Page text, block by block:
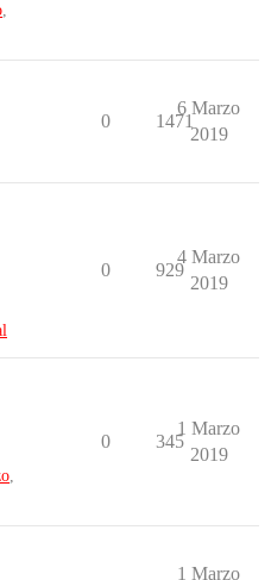
,
0 1471
6 Marzo
2019
0 929
4 Marzo
2019
,
0 345
1 Marzo
2019
1 Marzo